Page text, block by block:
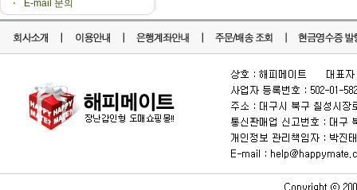
E-mail 문의